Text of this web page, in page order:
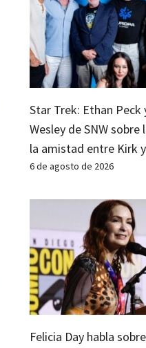
Star Trek: Ethan Peck
Wesley de SNW
la amistad entre Kirk
6 de agosto de 2026
Felicia Day habla